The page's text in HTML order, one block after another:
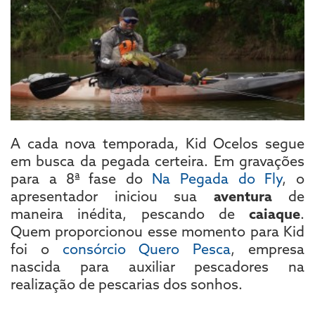
A cada nova temporada, Kid Ocelos segue
em busca da pegada certeira. Em gravações
para a 8ª fase do Na Pegada do Fly, o
apresentador iniciou sua aventura de
maneira inédita, pescando de caiaque.
Quem proporcionou esse momento para Kid
foi o consórcio Quero Pesca, empresa
nascida para auxiliar pescadores na
realização de pescarias dos sonhos.